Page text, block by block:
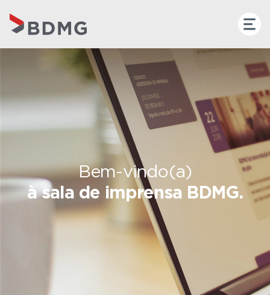
Bem-vindo(a)
à sala de imprensa BDMG.